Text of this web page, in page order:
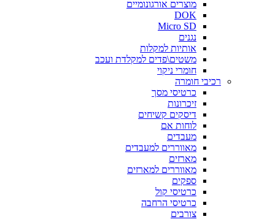
מוצרים אורגונומיים
DOK
Micro SD
נגנים
אותיות למקלות
משטים\פדים למקלדת ועכב
חומרי ניקוי
רכיבי חומרה
כרטיסי מסך
זיכרונות
דיסקים קשיחים
לוחות אם
מעבדים
מאווררים למעבדים
מארזים
מאווררים למארזים
ספקים
כרטיסי קול
כרטיסי הרחבה
צורבים